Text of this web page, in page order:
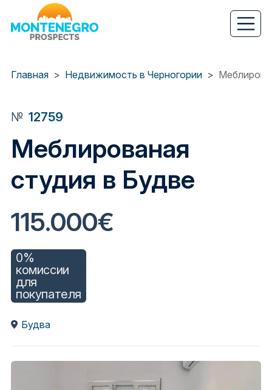
основному
Главная
Недвижимость в Черногории
№ 12759
Меблированая
студия в Будве
115.000€
0%
комиссии
для
покупателя
Будва